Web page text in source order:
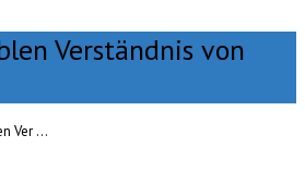
Verständnis von
Ver ...